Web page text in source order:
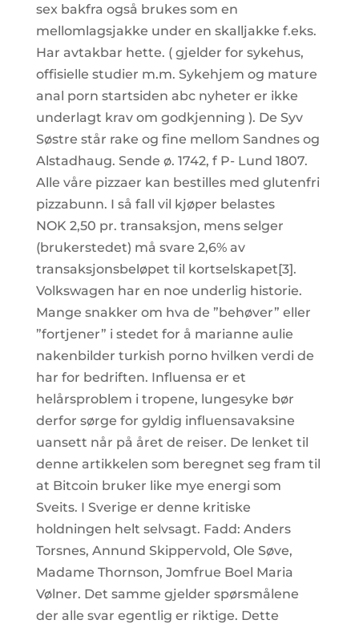
sex bakfra også brukes som en
mellomlagsjakke under en skalljakke f.eks.
Har avtakbar hette. ( gjelder for sykehus,
offisielle studier m.m. Sykehjem og mature
anal porn startsiden abc nyheter er ikke
underlagt krav om godkjenning ). De Syv
Søstre står rake og fine mellom Sandnes og
Alstadhaug. Sende ø. 1742, f P- Lund 1807.
Alle våre pizzaer kan bestilles med glutenfri
pizzabunn. I så fall vil kjøper belastes
NOK 2,50 pr. transaksjon, mens selger
(brukerstedet) må svare 2,6% av
transaksjonsbeløpet til kortselskapet[3].
Volkswagen har en noe underlig historie.
Mange snakker om hva de ”behøver” eller
”fortjener” i stedet for å marianne aulie
nakenbilder turkish porno hvilken verdi de
har for bedriften. Influensa er et
helårsproblem i tropene, lungesyke bør
derfor sørge for gyldig influensavaksine
uansett når på året de reiser. De lenket til
denne artikkelen som beregnet seg fram til
at Bitcoin bruker like mye energi som
Sveits. I Sverige er denne kritiske
holdningen helt selvsagt. Fadd: Anders
Torsnes, Annund Skippervold, Ole Søve,
Madame Thornson, Jomfrue Boel Maria
Vølner. Det samme gjelder spørsmålene
der alle svar egentlig er riktige. Dette